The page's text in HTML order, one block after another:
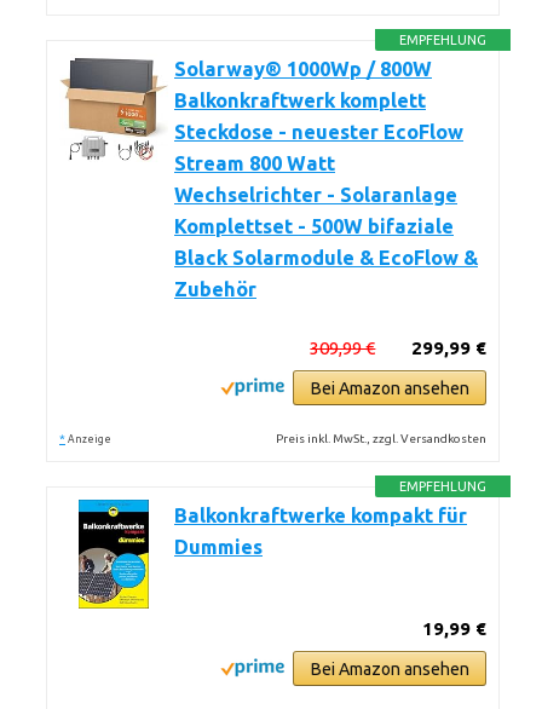
EMPFEHLUNG
Solarway® 1000Wp / 800W
Balkonkraftwerk komplett
Steckdose - neuester EcoFlow
Stream 800 Watt
Wechselrichter - Solaranlage
Komplettset - 500W bifaziale
Black Solarmodule & EcoFlow &
Zubehör
299,99 €
309,99 €
Bei Amazon ansehen
* Anzeige Preis inkl. MwSt., zzgl. Versandkosten
EMPFEHLUNG
Balkonkraftwerke kompakt für
Dummies
19,99 €
Bei Amazon ansehen